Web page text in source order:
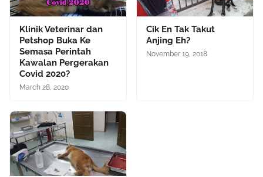
Klinik Veterinar dan
Petshop Buka Ke
Semasa Perintah
Kawalan Pergerakan
Covid 2020?
March 28, 2020
Cik En Tak Takut
Anjing Eh?
November 19, 2018